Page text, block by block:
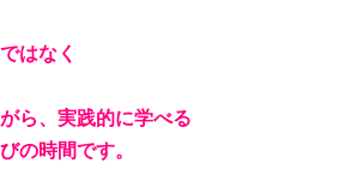
はなく
ら、 実践的に学べる
の時間です。